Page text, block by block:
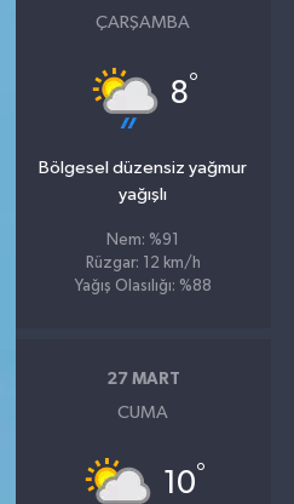
ÇARŞAMBA
8°
Bölgesel düzensiz yağmur
yağışlı
Nem: %91
Rüzgar: 12 km/h
Yağış Olasılığı: %88
27 MART
CUMA
10°